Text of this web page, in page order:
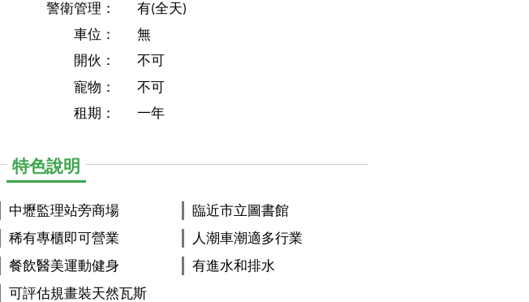
警衛管理：
有(全天)
車位：
無
開伙：
不可
寵物：
不可
租期：
一年
特色說明
中壢監理站旁商場
稀有專櫃即可營業
餐飲醫美運動健身
可評估規畫裝天然瓦斯
臨近市立圖書館
人潮車潮適多行業
有進水和排水